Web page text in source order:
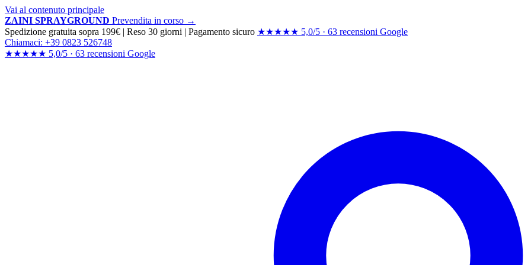
Vai al contenuto principale
ZAINI SPRAYGROUND Prevendita in corso →
Spedizione gratuita sopra 199€ | Reso 30 giorni | Pagamento sicuro ★★★★★ 5,0/5 · 63 recensioni Google
Chiamaci: +39 0823 526748
★★★★★ 5,0/5 · 63 recensioni Google